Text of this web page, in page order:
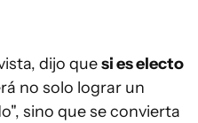
dijo quesi es electo
no solo lograr un
sino que se convierta